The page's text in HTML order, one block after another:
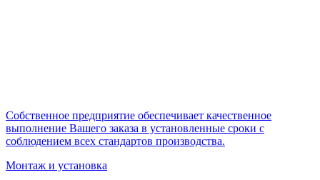
Собственное предприятие обеспечивает качественное
выполнение Вашего заказа в установленные сроки с
соблюдением всех стандартов производства.
Монтаж и установка